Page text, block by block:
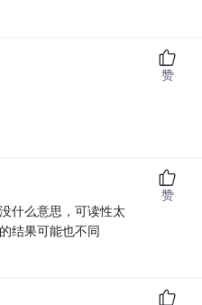
赞
什么意思，可读性太
结果可能也不同
赞